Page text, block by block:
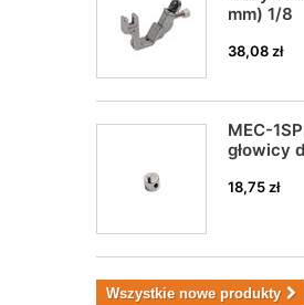
mm) 1/8
38,08 zł
MEC-
głowicy
18,75 zł
Wszystkie nowe produkty